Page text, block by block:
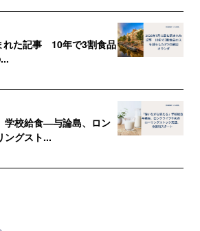
れた記事 10年で3割食品
学校給食―与論島、ロン
ングスト...